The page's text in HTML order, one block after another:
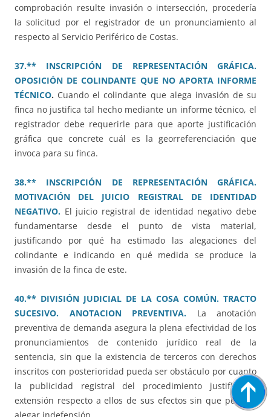
comprobación resulte invasión o intersección, procedería
la solicitud por el registrador de un pronunciamiento al
respecto al Servicio Periférico de Costas.
37.** INSCRIPCIÓN DE REPRESENTACIÓN GRÁFICA.
OPOSICIÓN DE COLINDANTE QUE NO APORTA INFORME
TÉCNICO. Cuando el colindante que alega invasión de su
finca no justifica tal hecho mediante un informe técnico, el
registrador debe requerirle para que aporte justificación
gráfica que concrete cuál es la georreferenciación que
invoca para su finca.
38.** INSCRIPCIÓN DE REPRESENTACIÓN GRÁFICA.
MOTIVACIÓN DEL JUICIO REGISTRAL DE IDENTIDAD
NEGATIVO. El juicio registral de identidad negativo debe
fundamentarse desde el punto de vista material,
justificando por qué ha estimado las alegaciones del
colindante e indicando en qué medida se produce la
invasión de la finca de este.
40.** DIVISIÓN JUDICIAL DE LA COSA COMÚN. TRACTO
SUCESIVO. ANOTACION PREVENTIVA.
La anotación
preventiva de demanda asegura la plena efectividad de los
pronunciamientos de contenido jurídico real de la
sentencia, sin que la existencia de terceros con derechos
inscritos con posterioridad pueda ser obstáculo por cuanto
la publicidad registral del procedimiento justifica la
extensión respecto a ellos de sus efectos sin que puedan